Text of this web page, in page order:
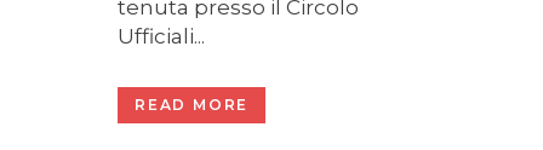
tenuta presso il Circolo
Ufficiali...
READ MORE